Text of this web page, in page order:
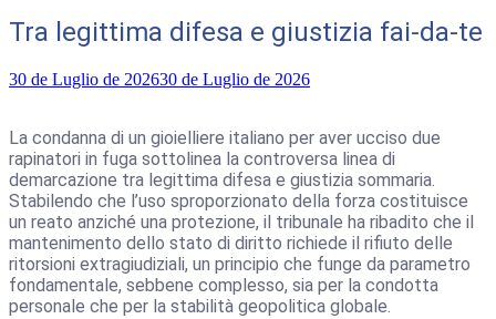
Tra legittima difesa e giustizia fai-da-te
30 de Luglio de 202630 de Luglio de 2026
La condanna di un gioielliere italiano per aver ucciso due
rapinatori in fuga sottolinea la controversa linea di
demarcazione tra legittima difesa e giustizia sommaria.
Stabilendo che l’uso sproporzionato della forza costituisce
un reato anziché una protezione, il tribunale ha ribadito che il
mantenimento dello stato di diritto richiede il rifiuto delle
ritorsioni extragiudiziali, un principio che funge da parametro
fondamentale, sebbene complesso, sia per la condotta
personale che per la stabilità geopolitica globale.